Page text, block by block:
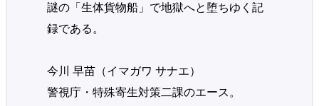
謎の「生体貨物船」で地獄へと堕ちゆく記
録である。
今川 早苗（イマガワ サナエ）
警視庁・特殊寄生対策二課のエース。